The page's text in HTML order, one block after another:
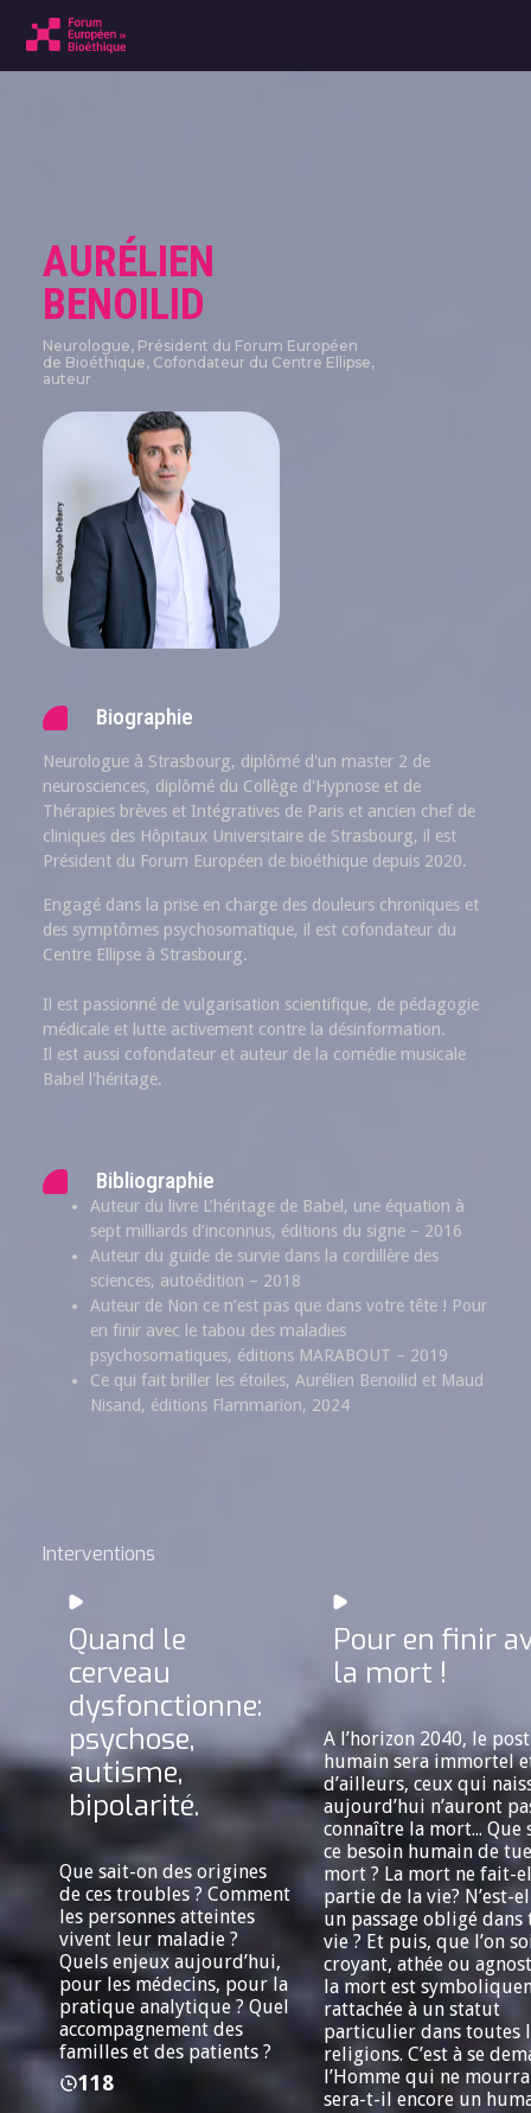
AURÉLIEN
BENOILID
Neurologue, Président du Forum Européen
de Bioéthique, Cofondateur du Centre Ellipse,
auteur
Biographie
Neurologue à Strasbourg, diplômé d'un master 2 de
neurosciences, diplômé du Collège d'Hypnose et de
Thérapies brèves et Intégratives de Paris et ancien chef de
cliniques des Hôpitaux Universitaire de Strasbourg, il est
Président du Forum Européen de bioéthique depuis 2020.
Engagé dans la prise en charge des douleurs chroniques et
des symptômes psychosomatique, il est cofondateur du
Centre Ellipse à Strasbourg.
Il est passionné de vulgarisation scientifique, de pédagogie
médicale et lutte activement contre la désinformation.
Il est aussi cofondateur et auteur de la comédie musicale
Babel l'héritage.
Bibliographie
Auteur du livre L’héritage de Babel, une équation à
sept milliards d’inconnus, éditions du signe – 2016
Auteur du guide de survie dans la cordillère des
sciences, autoédition – 2018
Auteur de Non ce n’est pas que dans votre tête ! Pour
en finir avec le tabou des maladies
psychosomatiques, éditions MARABOUT – 2019
Ce qui fait briller les étoiles, Aurélien Benoilid et Maud
Nisand, éditions Flammarion, 2024
Interventions
Quand le
cerveau
dysfonctionne:
psychose,
autisme,
bipolarité.
Que sait-on des origines
de ces troubles ? Comment
les personnes atteintes
vivent leur maladie ?
Quels enjeux aujourd’hui,
pour les médecins, pour la
pratique analytique ? Quel
accompagnement des
familles et des patients ?
118
Pour en finir
la mort !
A l’horizon 2040, le
humain sera immortel
d’ailleurs, ceux qui
aujourd’hui n’auront
connaître la mort... Que
ce besoin humain de
mort ? La mort ne fait-
partie de la vie? N’est-
un passage obligé dans
vie ? Et puis, que l’on
croyant, athée ou
la mort est
rattachée à un statut
particulier dans toutes
religions. C’est à se
l’Homme qui ne
sera-t-il encore un